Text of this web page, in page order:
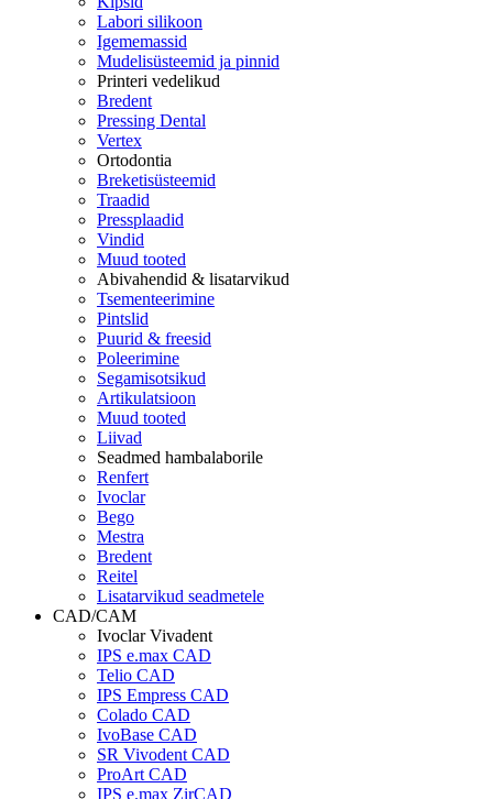
Labori silikoon
Igememassid
Mudelisüsteemid ja pinnid
Printeri vedelikud
Bredent
Pressing Dental
Vertex
Ortodontia
Breketisüsteemid
Traadid
Pressplaadid
Vindid
Muud tooted
Abivahendid & lisatarvikud
Tsementeerimine
Pintslid
Puurid & freesid
Poleerimine
Segamisotsikud
Artikulatsioon
Muud tooted
Liivad
Seadmed hambalaborile
Renfert
Ivoclar
Bego
Mestra
Bredent
Reitel
Lisatarvikud seadmetele
CAD/CAM
Ivoclar Vivadent
IPS e.max CAD
Telio CAD
IPS Empress CAD
Colado CAD
IvoBase CAD
SR Vivodent CAD
ProArt CAD
IPS e.max ZirCAD